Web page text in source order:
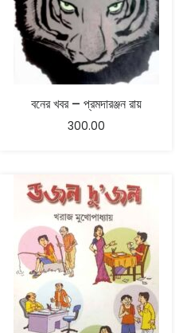
বনের খবর – প্রমদারঞ্জন রায়
300.00